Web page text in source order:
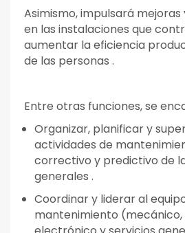
Asimismo, impulsará
en las instalaciones que
aumentar la eficiencia
de las personas .
Entre otras funciones, se
Organizar, planificar y
actividades de
correctivo y predictivo de
generales .
Coordinar y liderar al
mantenimiento